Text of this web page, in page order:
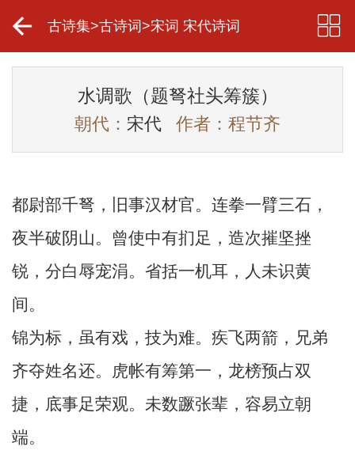
古诗集>古诗词 >宋词 宋代诗词
水调歌（题弩社头筹簇）
朝代： 宋代 作者：程节齐
都尉部千弩，旧事汉材官。连拳一臂三石，
夜半破阴山。曾使中有扪足，造次摧坚挫
锐，分白辱宠涓。省括一机耳，人未识黄
间。
锦为标，虽有戏，技为难。疾飞两箭，兄弟
齐夺姓名还。虎帐有筹第一，龙榜预占双
捷，底事足荣观。未数蹶张辈，容易立朝
端。